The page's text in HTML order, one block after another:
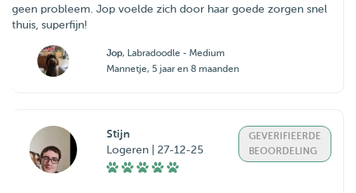
geen probleem. Jop voelde zich door haar goede zorgen snel
thuis, superfijn!
Jop, Labradoodle - Medium
Mannetje, 5 jaar en 8 maanden
Stijn
Logeren | 27-12-25
GEVERIFIEERDE
BEOORDELING